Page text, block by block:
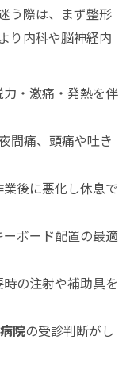
う際は、まず整形
り内科や脳神経内
力・激痛・発熱を伴
間痛、頭痛や吐き
業後に悪化し休息で
ーボード配置の最適
の注射や補助具を
院の受診判断がし